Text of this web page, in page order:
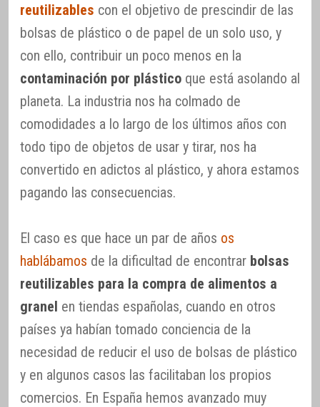
reutilizables con el objetivo de prescindir de las
bolsas de plástico o de papel de un solo uso, y
con ello, contribuir un poco menos en la
contaminación por plástico que está asolando al
planeta. La industria nos ha colmado de
comodidades a lo largo de los últimos años con
todo tipo de objetos de usar y tirar, nos ha
convertido en adictos al plástico, y ahora estamos
pagando las consecuencias.
El caso es que hace un par de años os
hablábamos de la dificultad de encontrar bolsas
reutilizables para la compra de alimentos a
granel en tiendas españolas, cuando en otros
países ya habían tomado conciencia de la
necesidad de reducir el uso de bolsas de plástico
y en algunos casos las facilitaban los propios
comercios. En España hemos avanzado muy